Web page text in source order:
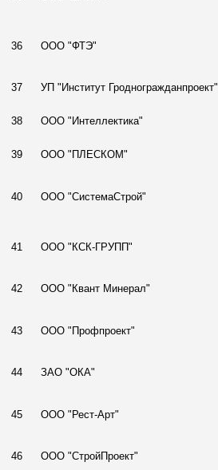
36 ООО "ФТЭ"
37 УП "Институт Гродногражданпроект"
38 ООО "Интеллектика"
39 ООО "ПЛЕСКОМ"
40 ООО "СистемаСтрой"
41 ООО "КСК-ГРУПП"
42 ООО "Квант Минерал"
43 ООО "Профпроект"
44 ЗАО "ОКА"
45 ООО "Рест-Арт"
46 ООО "СтройПроект"